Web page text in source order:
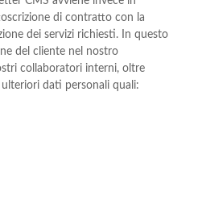
di contratto con la
dei servizi richiesti. In questo
del cliente nel nostro
collaboratori interni, oltre
dati personali quali: